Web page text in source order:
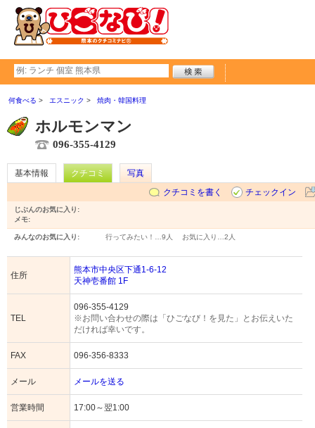
何食べる エスニック 焼肉・韓国料理
ホルモンマン
096-355-4129
基本情報 クチコミ
写真
クチコミを書く
チェックイン
じぶんのお気に入り:
メモ:
みんなのお気に入り: 行ってみたい！… 9人 お気に入り… 2人
住所
熊本市中央区下通1-6-12
天神壱番館 1F
TEL
096-355-4129
※お問い合わせの際は「ひごなび！を見た」とお伝えいた
だければ幸いです。
FAX 096-356-8333
メール メールを送る
営業時間 17:00～翌1:00